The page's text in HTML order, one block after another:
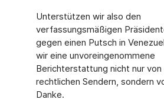
Unterstützen wir also den
verfassungsmäßigen
gegen einen Putsch in
wir eine unvoreingenommene
Berichterstattung nicht nur
rechtlichen Sendern, sondern
Danke.